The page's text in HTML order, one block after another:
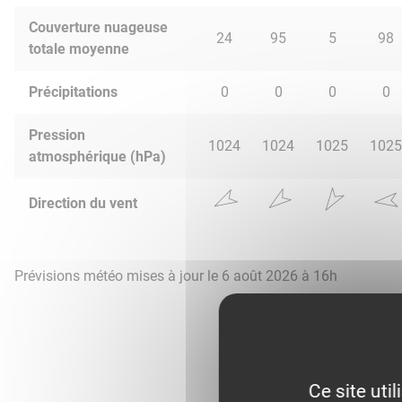
Couverture nuageuse
totale moyenne
24 95 5 98
Précipitations 0 0 0 0
Pression
atmosphérique (hPa)
1024 1024 1025 1025
Direction du vent
Prévisions météo mises à jour le 6 août 2026 à 16h
Ce site